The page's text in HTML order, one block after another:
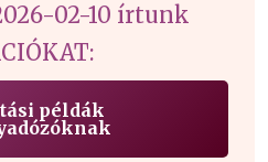
02-10 írtunk
példák